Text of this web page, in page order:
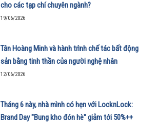
cho các tạp chí chuyên ngành?
19/06/2026
Tân Hoàng Minh và hành trình chế tác bất động
sản bằng tinh thần của người nghệ nhân
12/06/2026
Tháng 6 này, nhà mình có hẹn với LocknLock:
Brand Day "Bung kho đón hè" giảm tới 50%++